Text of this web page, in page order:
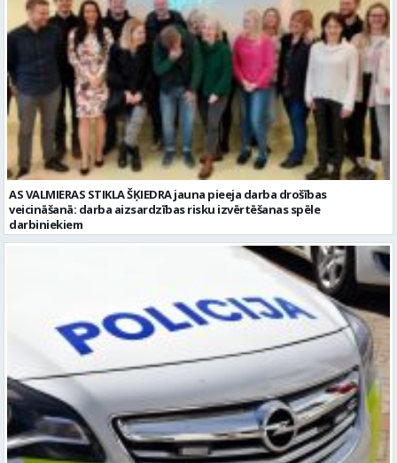
AS VALMIERAS STIKLA ŠĶIEDRA jauna pieeja darba drošības
veicināšanā: darba aizsardzības risku izvērtēšanas spēle
darbiniekiem